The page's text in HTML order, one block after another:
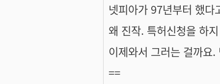
넷피아가 97년부터 했
왜 진작. 특허신청을 하
이제와서 그러는 걸까요
==